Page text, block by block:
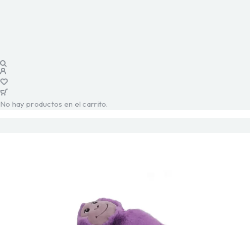
No hay productos en el carrito.